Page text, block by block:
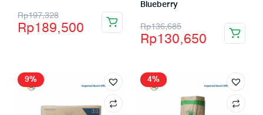
Rp197,328
Rp189,500
Blueberry
Rp136,685
Rp130,650
9% 4%